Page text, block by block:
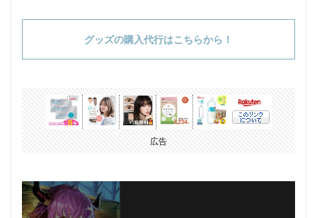
グッズの購入代行はこちらから！
広告